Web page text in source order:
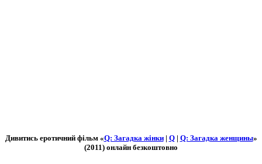
Дивитись еротичний фільм «Q: Загадка жінки| Q| Q: Загадка женщины»
(2011) онлайн безкоштовно